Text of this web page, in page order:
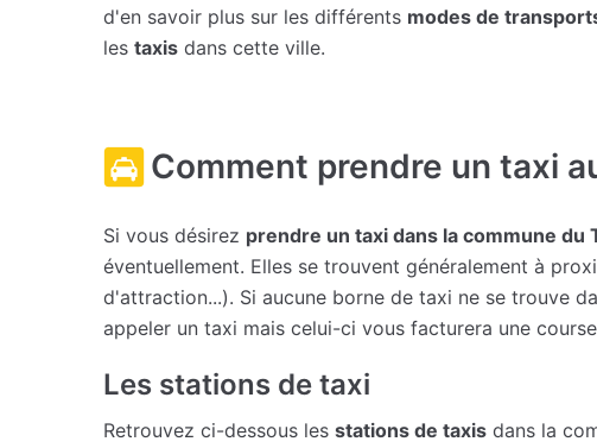
d'en savoir plus sur les différents modes de
les taxis dans cette ville.
Comment prendre un taxi
Si vous désirez prendre un taxi dans la commune
éventuellement. Elles se trouvent généralement à
d'attraction...). Si aucune borne de taxi ne se trouve
appeler un taxi mais celui-ci vous facturera une
Les stations de taxi
Retrouvez ci-dessous les stations de taxis dans la